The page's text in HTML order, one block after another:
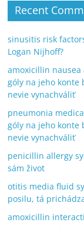
Recent
sinusitis risk
Logan Nijhoff?
amoxicillin
góly na jeho konte
nevie vynachváliť
pneumonia
góly na jeho konte
nevie vynachváliť
penicillin allergy
sám život
otitis media fluid
posilu, tá
amoxicillin